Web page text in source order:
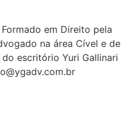
em Direito pela
na área Cível e de
escritório Yuri Gallinari